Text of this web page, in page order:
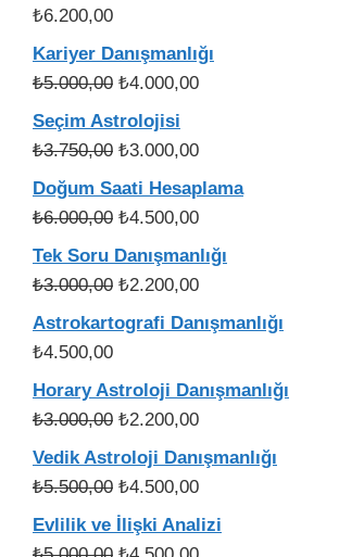
₺6.200,00
Kariyer Danışmanlığı
₺5.000,00 Orijinal
fiyat:
₺5.000,00.
₺4.000,00Şu
Seçim Astrolojisi
₺3.750,00 Orijinal
fiyat:
₺3.750,00.
₺3.000,00Şu
andaki
Doğum Saati Hesaplama
₺6.000,00 Orijinal
fiyat:
₺6.000,00.
₺4.500,00Şu
andaki
Tek Soru Danışmanlığı
₺3.000,00 Orijinal
fiyat:
₺2.200,00Şu
Astrokartografi Danışmanlığı
₺4.500,00
Horary Astroloji Danışmanlığı
₺3.000,00 Orijinal
fiyat:
₺3.000,00.
₺2.200,00Şu
Vedik Astroloji Danışmanlığı
₺5.500,00 Orijinal
fiyat:
₺5.500,00.
₺4.500,00Şu
andaki
Evlilik ve İlişki Analizi
Orijinal
Şu